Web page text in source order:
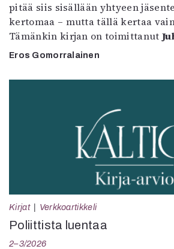
pitää siis sisällään yhtyeen
kertomaa – mutta tällä kertaa
Tämänkin kirjan on toimittanut
Eros Gomorralainen
Kirjat Verkkoartikkeli
Poliittista luentaa
2–3/2026